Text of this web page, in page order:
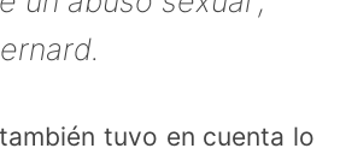
tuvo en cuenta lo